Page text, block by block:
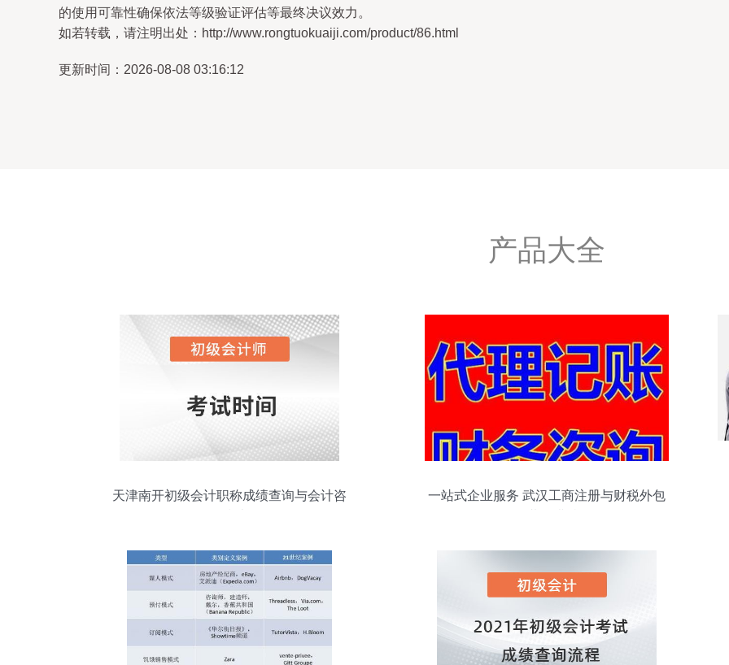
的使用可靠性确保依法等级验证评估等最终决议效力。
如若转载，请注明出处：http://www.rongtuokuaiji.com/product/86.html
更新时间：2026-08-08 03:16:12
产品大全
天津南开初级会计职称成绩查询与会计咨
一站式企业服务 武汉工商注册与财税外包